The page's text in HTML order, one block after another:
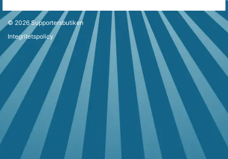
© 2026Supportersbutiken
Integritetspolicy